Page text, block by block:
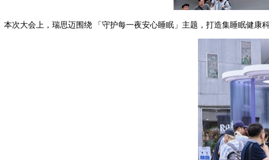
本次大会上，瑞思迈围绕 「守护每一夜安心睡眠」主题，打造集睡眠健康